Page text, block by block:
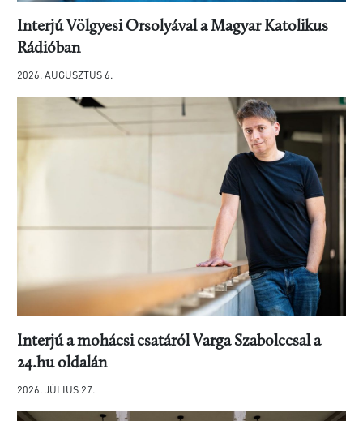
Interjú Völgyesi Orsolyával a Magyar Katolikus
Rádióban
2026. AUGUSZTUS 6.
Interjú a mohácsi csatáról Varga Szabolccsal a
24.hu oldalán
2026. JÚLIUS 27.